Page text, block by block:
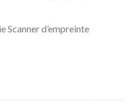
d’empreinte